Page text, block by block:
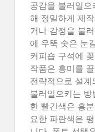
공감을 불러일으
해 정밀하게 제
거나 감정을 불
에 우뚝 솟은 눈
커피숍 구석에
작품은 흥미를
전략적으로 설
불러일으키는
한 빨간색은 흥
요한 파란색은